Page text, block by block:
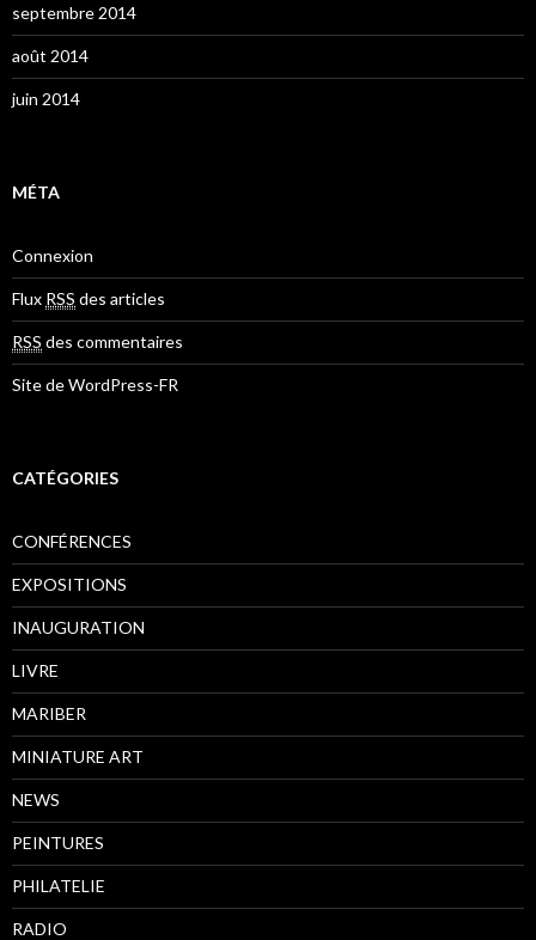
septembre 2014
août 2014
juin 2014
MÉTA
Connexion
Flux RSS des articles
RSS des commentaires
Site de WordPress-FR
CATÉGORIES
CONFÉRENCES
EXPOSITIONS
INAUGURATION
LIVRE
MARIBER
MINIATURE ART
NEWS
PEINTURES
PHILATELIE
RADIO